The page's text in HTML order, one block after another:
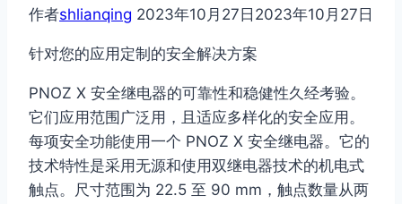
作者shlianqing 2023年10月27日 2023年10月27日
针对您的应用定制的安全解决方案
PNOZ X 安全继电器的可靠性和稳健性久经考验。
它们应用范围广泛用，且适应多样化的安全应用。
每项安全功能使用一个 PNOZ X 安全继电器。它的
技术特性是采用无源和使用双继电器技术的机电式
触点。尺寸范围为 22.5 至 90 mm，触点数量从两